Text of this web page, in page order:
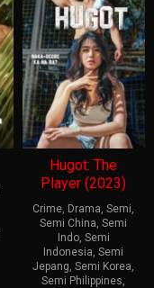
Hugot: The
Player (2023)
Crime, Drama,Semi,
Semi China,Semi
Indo, Semi
Indonesia,Semi
Jepang,Semi Korea,
Semi Philippines,